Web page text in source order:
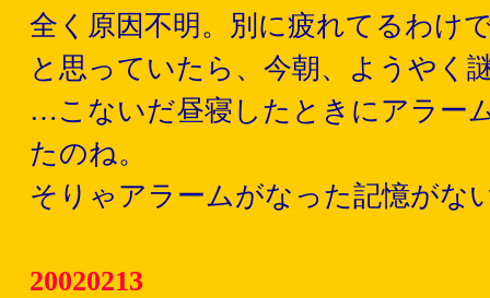
全く原因不明。別に疲れてるわけ
と思っていたら、今朝、ようやく
…こないだ昼寝したときにアラー
たのね。
そりゃアラームがなった記憶がな
20020213